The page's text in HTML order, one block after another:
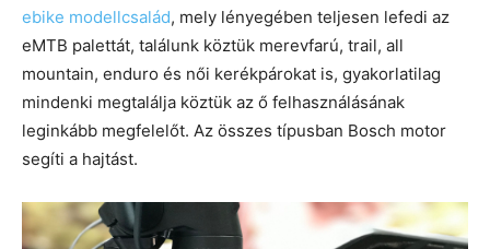
ebike modellcsalád, mely lényegében teljesen lefedi az
eMTB palettát, találunk köztük merevfarú, trail, all
mountain, enduro és női kerékpárokat is, gyakorlatilag
mindenki megtalálja köztük az ő felhasználásának
leginkább megfelelőt. Az összes típusban Bosch motor
segíti a hajtást.